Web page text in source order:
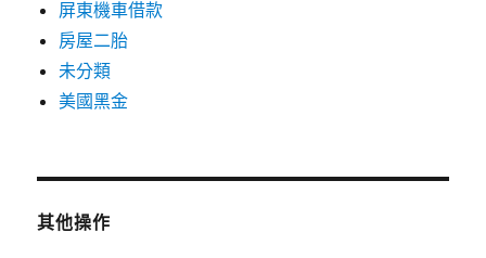
屏東機車借款
房屋二胎
未分類
美國黑金
其他操作